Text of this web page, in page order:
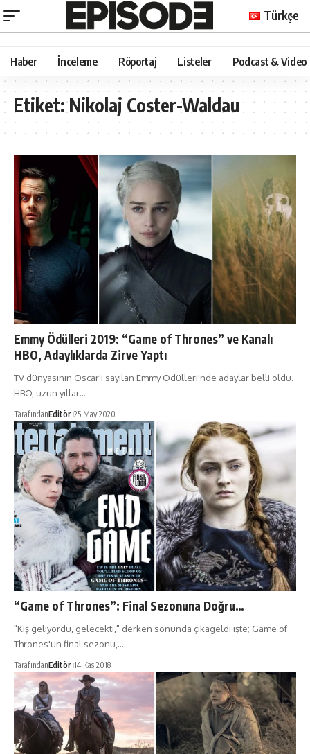
Türkçe
Haber İnceleme Röportaj Listeler Podcast & Video
Etiket:Nikolaj Coster-Waldau
Emmy Ödülleri 2019: “Game of Thrones” ve Kanalı
HBO, Adaylıklarda Zirve Yaptı
TV dünyasının Oscar'ı sayılan Emmy Ödülleri'nde adaylar belli oldu.
HBO, uzun yıllar…
TarafındanEditör 25 May 2020
“Game of Thrones”: Final Sezonuna Doğru…
"Kış geliyordu, gelecekti," derken sonunda çıkageldi işte; Game of
Thrones'un final sezonu,…
TarafındanEditör 14 Kas 2018